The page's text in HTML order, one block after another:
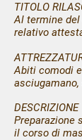
TITOLO
Al termine
relativo
Abiti comodi
DESCRIZIONE
Preparazione
il corso di